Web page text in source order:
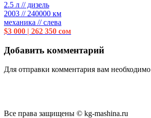
2.5 л // дизель
2003 // 240000 км
механика // слева
$3 000 | 262 350 сом
Добавить комментарий
Для отправки комментария вам необходимо
Все права защищены © kg-mashina.ru